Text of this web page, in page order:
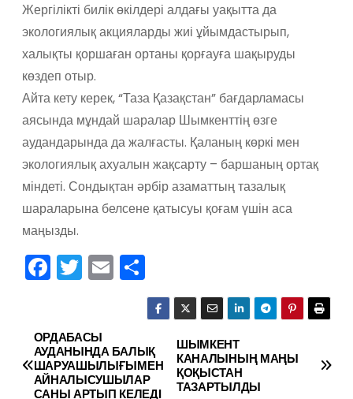
Жергілікті билік өкілдері алдағы уақытта да
экологиялық акцияларды жиі ұйымдастырып,
халықты қоршаған ортаны қорғауға шақыруды
көздеп отыр.
Айта кету керек, “Таза Қазақстан” бағдарламасы
аясында мұндай шаралар Шымкенттің өзге
аудандарында да жалғасты. Қаланың көркі мен
экологиялық ахуалын жақсарту – баршаның ортақ
міндеті. Сондықтан әрбір азаматтың тазалық
шараларына белсене қатысуы қоғам үшін аса
маңызды.
F
a
e
b
T
w
er
E
m
l
О
тп
р
а
в
Н
а
ШЫМКЕНТ
КАНАЛЫНЫҢ МАҢЫ
ҚОҚЫСТАН
ТАЗАРТЫЛДЫ
ОРДАБАСЫ
АУДАНЫНДА БАЛЫҚ
ШАРУАШЫЛЫҒЫМЕН
АЙНАЛЫСУШЫЛАР
САНЫ АРТЫП КЕЛЕДІ